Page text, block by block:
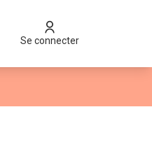
Se connecter